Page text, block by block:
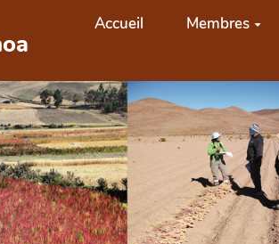
Accueil Membres